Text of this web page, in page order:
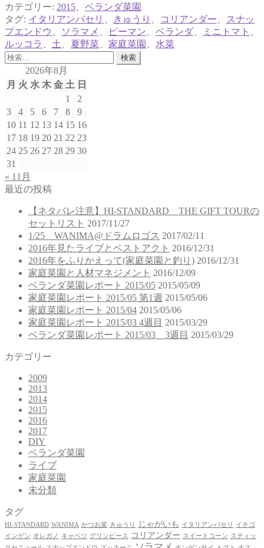
カテゴリー: 2015
ベランダ菜園
タグ: イタリアンパセリ きゅうり コリアンダー
スナッ
プエンドウ
ソラマメ ピーマン ベランダ ミニトマト
ルッコラ
土 夏野菜 家庭菜園
水菜
検
2026年8月
月 火 水 木 金 土 日
1
2
3
4 5 6 7 8
9
10 11 12 13 14 15 16
17 18 19 20 21 22 23
24 25 26 27 28 29 30
31
« 11月
最近の投稿
【ネタバレ注意】HI-STANDARD THE GIFT TOURの
セットリスト 2017/11/27
1/25 WANIMA@ドラムロゴス 2017/02/11
2016年見たライブとベストアクト 2016/12/31
2016年をふりかえって(家庭菜園と釣り) 2016/12/31
家庭菜園と人材マネジメント 2016/12/09
ベランダ菜園レポート 2015/05 2015/05/09
家庭菜園レポート 2015/05 第1週 2015/05/06
家庭菜園レポート 2015/04 2015/05/06
家庭菜園レポート 2015/03 4週目 2015/03/29
ベランダ菜園レポート 2015/03 3週目 2015/03/29
カテゴリー
2009
2013
2014
2015
2016
2017
DIY
ベランダ菜園
ライブ
家庭菜園
未分類
タグ
HI-STANDARD WANIMA かつお菜 きゅうり じゃがいも イタリアンパセリ
イチゴ
インゲン オレガノ キャベツ グリンピース コリアンダー スイートコーン
スティッ